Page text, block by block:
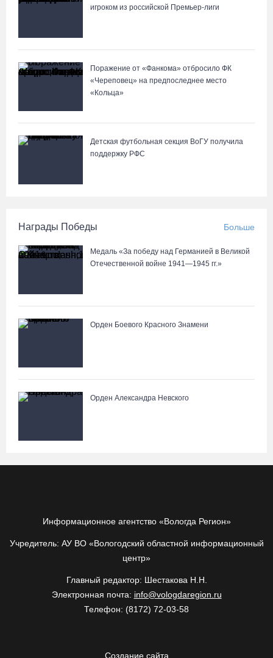
игроком из российской Премьер-лиги
Поражение от «Фанкома» отбросило ФК
«Череповец» на предпоследнее место
«Кольца»
Детская футбольная секция ВоГУ получила
поддержку РФС
Награды Победы Больше
Медаль «За победу над Германией в Великой
Отечественной войне 1941—1945 гг.»
Орден Боевого Красного Знамени
Орден Александра Невского
Информационное агентство «Вологда Регион»
Учредитель: АУ ВО «Вологодский областной информационный
центр»
Главный редактор: Шестакова Н.Н.
Электронная почта: info@vologdaregion.ru
Телефон: (8172) 72-03-58
Создание сайта